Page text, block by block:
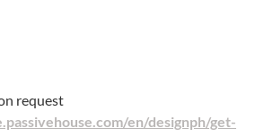
request
en/designph/get-